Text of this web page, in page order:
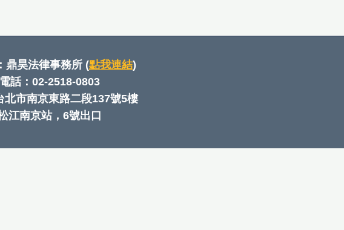
鼎昊法律事務所 (點我連結)
電話：02-2518-0803
北市南京東路二段137號5樓
江南京站，6號出口